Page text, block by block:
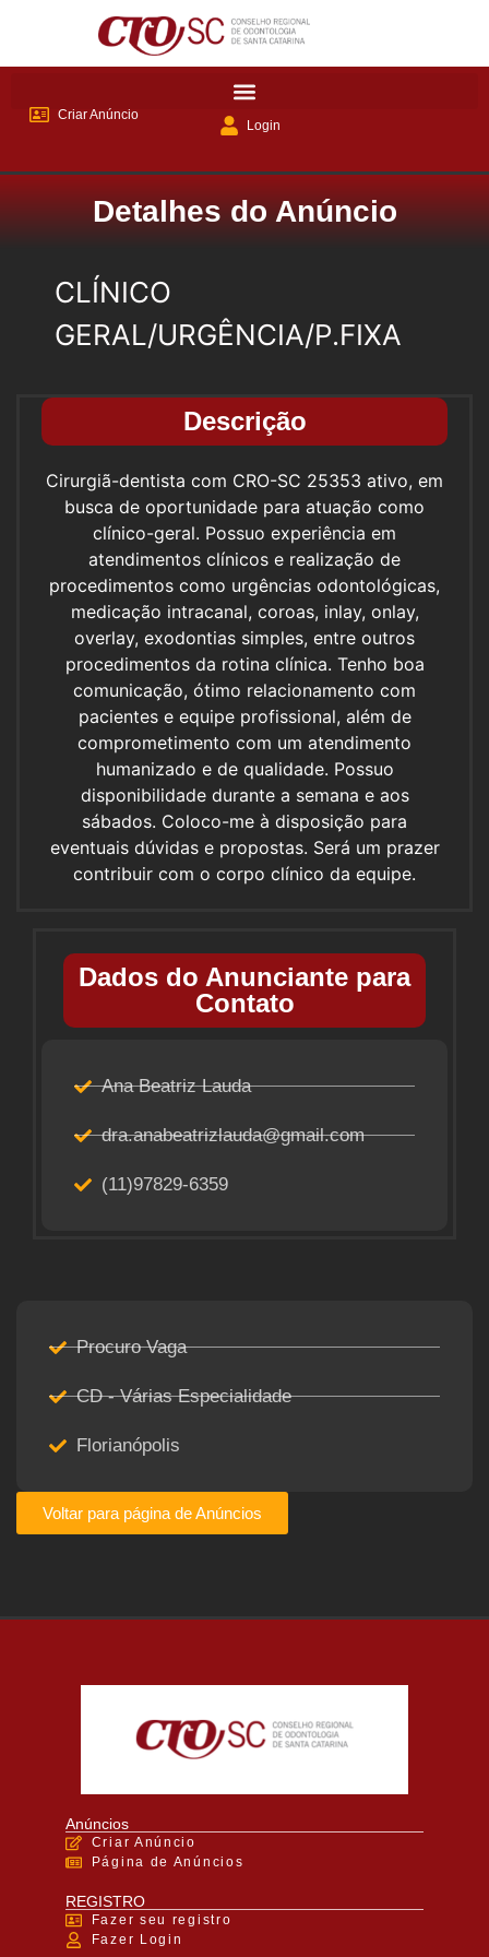
Criar Anúncio
Login
Detalhes do Anúncio
CLÍNICO
GERAL/URGÊNCIA/P.FIXA
Descrição
Cirurgiã-dentista com CRO-SC 25353 ativo, em
busca de oportunidade para atuação como
clínico-geral. Possuo experiência em
atendimentos clínicos e realização de
procedimentos como urgências odontológicas,
medicação intracanal, coroas, inlay, onlay,
overlay, exodontias simples, entre outros
procedimentos da rotina clínica. Tenho boa
comunicação, ótimo relacionamento com
pacientes e equipe profissional, além de
comprometimento com um atendimento
humanizado e de qualidade. Possuo
disponibilidade durante a semana e aos
sábados. Coloco-me à disposição para
eventuais dúvidas e propostas. Será um prazer
contribuir com o corpo clínico da equipe.
Dados do Anunciante para
Contato
Ana Beatriz Lauda
dra.anabeatrizlauda@gmail.com
(11)97829-6359
Procuro Vaga
CD - Várias Especialidade
Florianópolis
Voltar para página de Anúncios
Anúncios
Criar Anúncio
Página de Anúncios
REGISTRO
Fazer seu registro
Fazer Login